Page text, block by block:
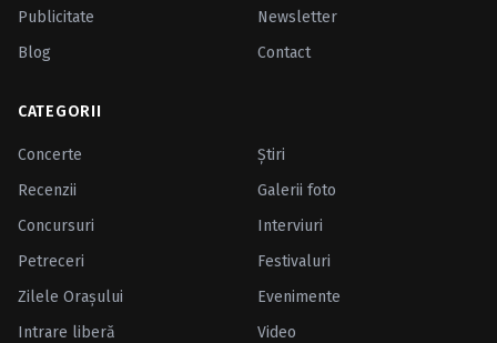
Publicitate
Newsletter
Blog
Contact
CATEGORII
Concerte
Ştiri
Recenzii
Galerii foto
Concursuri
Interviuri
Petreceri
Festivaluri
Zilele Oraşului
Evenimente
Intrare liberă
Video